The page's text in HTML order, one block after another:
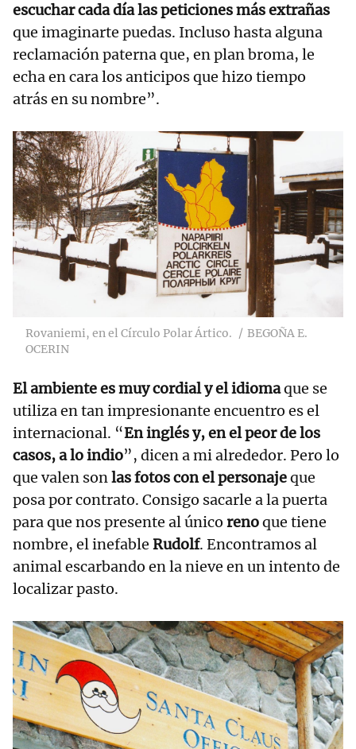
escuchar cada día las peticiones más extrañas
que imaginarte puedas. Incluso hasta alguna
reclamación paterna que, en plan broma, le
echa en cara los anticipos que hizo tiempo
atrás en su nombre”.
Rovaniemi, en el Círculo Polar Ártico.
BEGOÑA E.
OCERIN
El ambiente es muy cordial y el idiomaque se
utiliza en tan impresionante encuentro es el
internacional. “En inglés y, en el peor de los
casos, a lo indio”, dicen a mi alrededor. Pero lo
que valen sonlas fotos con el personajeque
posa por contrato. Consigo sacarle a la puerta
para que nos presente al único renoque tiene
nombre, el inefable Rudolf. Encontramos al
animal escarbando en la nieve en un intento de
localizar pasto.